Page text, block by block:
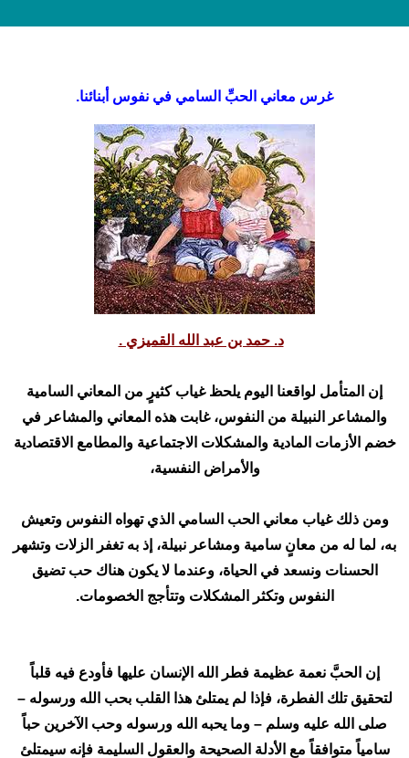
غرس معاني الحبِّ السامي في نفوس أبنائنا.
د. حمد بن عبد الله القميزي .
إن المتأمل لواقعنا اليوم يلحظ غياب كثيرٍ من المعاني السامية
والمشاعر النبيلة من النفوس، غابت هذه المعاني والمشاعر في
خضم الأزمات المادية والمشكلات الاجتماعية والمطامع الاقتصادية
والأمراض النفسية،
ومن ذلك غياب معاني الحب السامي الذي تهواه النفوس وتعيش
به، لما له من معانٍ سامية ومشاعر نبيلة، إذ به تغفر الزلات وتشهر
الحسنات ونسعد في الحياة، وعندما لا يكون هناك حب تضيق
النفوس وتكثر المشكلات وتتأجج الخصومات.
إن الحبَّ نعمة عظيمة فطر الله الإنسان عليها فأودع فيه قلباً
لتحقيق تلك الفطرة، فإذا لم يمتلئ هذا القلب بحب الله ورسوله –
صلى الله عليه وسلم – وما يحبه الله ورسوله وحب الآخرين حباً
سامياً متوافقاً مع الأدلة الصحيحة والعقول السليمة فإنه سيمتلئ